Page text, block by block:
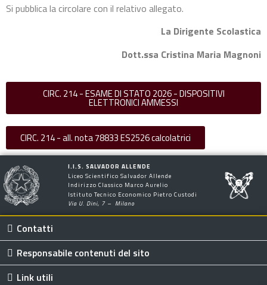
Si pubblica la circolare con il relativo allegato.
La Dirigente Scolastica
Dott.ssa Cristina Maria Magnoni
CIRC. 214 - ESAME DI STATO 2026 - DISPOSITIVI
ELETTRONICI AMMESSI
CIRC. 214 - all. nota 78833 ES2526 calcolatrici
I.I.S. SALVADOR ALLENDE
Liceo Scientifico Salvador Allende
Indirizzo Classico Marco Aurelio
Istituto Tecnico Economico Pietro Custodi
Via U. Dini, 7 – Milano
Contatti
Responsabile contenuti del sito
Link utili